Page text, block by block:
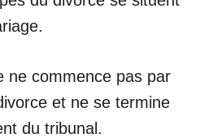
ne commence pas par
et ne se termine
du tribunal.